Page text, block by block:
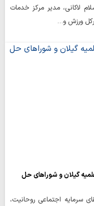
لاکانی، مدیر مرکز خدمات
ورزش و…
گیلان و شوراهای حل
سرمایه اجتماعی روحانیت،